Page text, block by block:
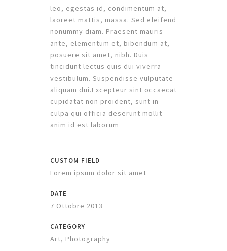
leo, egestas id, condimentum at,
laoreet mattis, massa. Sed eleifend
nonummy diam. Praesent mauris
ante, elementum et, bibendum at,
posuere sit amet, nibh. Duis
tincidunt lectus quis dui viverra
vestibulum. Suspendisse vulputate
aliquam dui.Excepteur sint occaecat
cupidatat non proident, sunt in
culpa qui officia deserunt mollit
anim id est laborum
CUSTOM FIELD
Lorem ipsum dolor sit amet
DATE
7 Ottobre 2013
CATEGORY
Art, Photography